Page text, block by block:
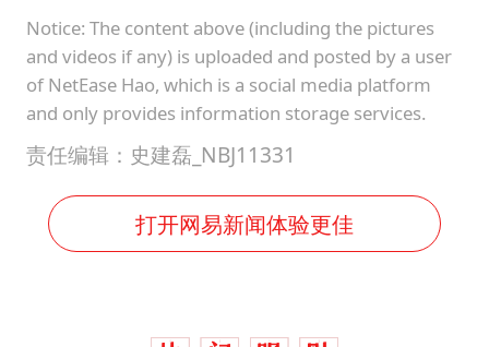
Notice: The content above (including the pictures
and videos if any) is uploaded and posted by a user
of NetEase Hao, which is a social media platform
and only provides information storage services.
责任编辑：史建磊_NBJ11331
打开网易新闻体验更佳